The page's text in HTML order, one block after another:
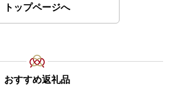
トップページへ
おすすめ返礼品